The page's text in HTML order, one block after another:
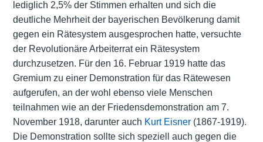
lediglich 2,5% der Stimmen erhalten und sich die
deutliche Mehrheit der bayerischen Bevölkerung damit
gegen ein Rätesystem ausgesprochen hatte, versuchte
der Revolutionäre Arbeiterrat ein Rätesystem
durchzusetzen. Für den 16. Februar 1919 hatte das
Gremium zu einer Demonstration für das Rätewesen
aufgerufen, an der wohl ebenso viele Menschen
teilnahmen wie an der Friedensdemonstration am 7.
November 1918, darunter auch Kurt Eisner(1867-1919).
Die Demonstration sollte sich speziell auch gegen die